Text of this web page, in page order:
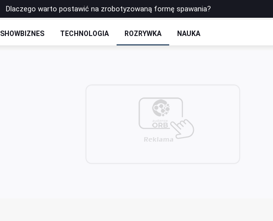
Dlaczego warto postawić na zrobotyzowaną formę spawania?
Dlaczego gra na trzeciego zawodnika jest fundamentem ataku pozycyjnego w
SHOWBIZNES TECHNOLOGIA ROZRYWKA NAUKA